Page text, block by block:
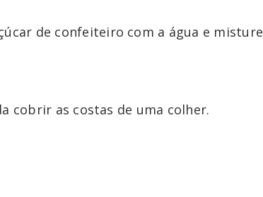
de confeiteiro com a água e misture
cobrir as costas de uma colher.